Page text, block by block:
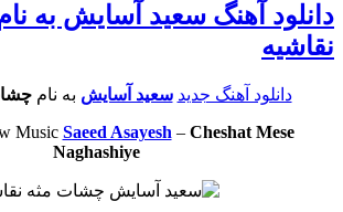
دانلود آهنگ سعید آسایش به
نقاشیه
دانلود آهنگ جدید سعید آسایش به نام
Music Saeed Asayesh – Cheshat Mese
Naghashiye